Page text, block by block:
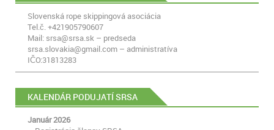
Slovenská rope skippingová asociácia
Tel.č. +421905790607
Mail: srsa@srsa.sk – predseda
srsa.slovakia@gmail.com – administratíva
IČO:31813283
KALENDÁR PODUJATÍ SRSA
Január 2026